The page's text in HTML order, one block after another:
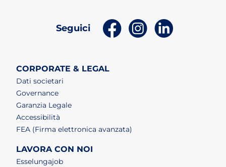
Seguici (apri in un nuovo tab)
(apri in un nuovo
CORPORATE & LEGAL
Dati societari
Governance
Garanzia Legale
Accessibilità
FEA (Firma elettronica avanzata)
LAVORA CON NOI
Esselungajob(apri in un nuovo tab)